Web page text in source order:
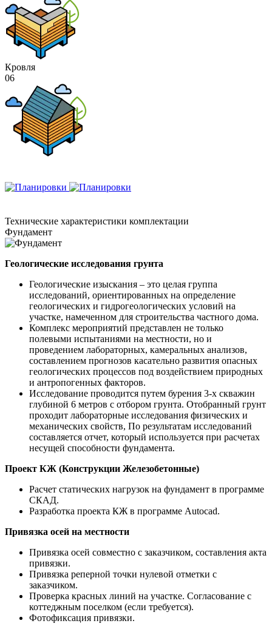
Кровля
06
Технические характеристики комплектации
Фундамент
Геологические исследования грунта
Геологические изыскания – это целая группа
исследований, ориентированных на определение
геологических и гидрогеологических условий на
участке, намеченном для строительства частного дома.
Комплекс мероприятий представлен не только
полевыми испытаниями на местности, но и
проведением лабораторных, камеральных анализов,
составлением прогнозов касательно развития опасных
геологических процессов под воздействием природных
и антропогенных факторов.
Исследование проводится путем бурения 3-х скважин
глубиной 6 метров с отбором грунта. Отобранный грунт
проходит лабораторные исследования физических и
механических свойств, По результатам исследований
составляется отчет, который используется при расчетах
несущей способности фундамента.
Проект КЖ (Конструкции Железобетонные)
Расчет статических нагрузок на фундамент в программе
СКАД.
Разработка проекта КЖ в программе Autocad.
Привязка осей на местности
Привязка осей совместно с заказчиком, составления акта
привязки.
Привязка реперной точки нулевой отметки с
заказчиком.
Проверка красных линий на участке. Согласование с
коттеджным поселком (если требуется).
Фотофиксация привязки.